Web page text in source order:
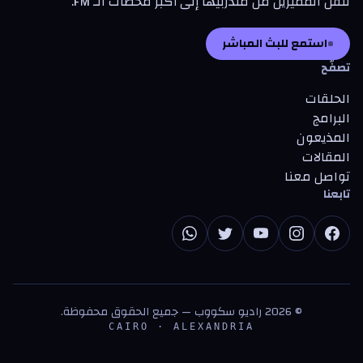
استمع للبث المباشر
تصفّح
الحلقات
البرامج
المذيعون
المقالات
تواصل معنا
تابعنا
©
2026راديو سكووب — جميع الحقوق محفوظة.
CAIRO · ALEXANDRIA